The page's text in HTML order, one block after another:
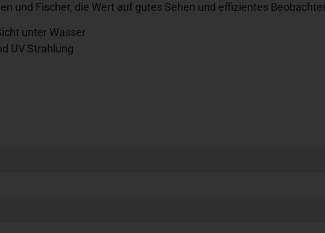
und Fischer, die Wert auf gutes Sehen und effizientes
unter Wasser
UV Strahlung